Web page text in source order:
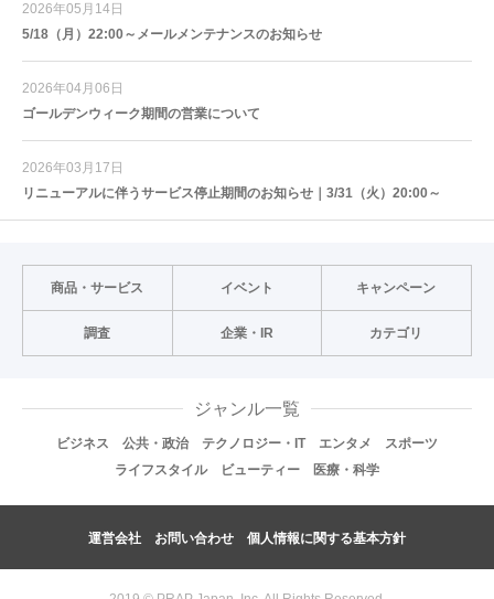
2026年05月14日
5/18（月）22:00～メールメンテナンスのお知らせ
2026年04月06日
ゴールデンウィーク期間の営業について
2026年03月17日
リニューアルに伴うサービス停止期間のお知らせ｜3/31（火）20:00～
商品・サービス イベント キャンペーン
調査 企業・IR カテゴリ
ジャンル一覧
ビジネス 公共・政治 テクノロジー・IT エンタメ
スポーツ
ライフスタイル
ビューティー 医療・科学
運営会社 お問い合わせ 個人情報に関する基本方針